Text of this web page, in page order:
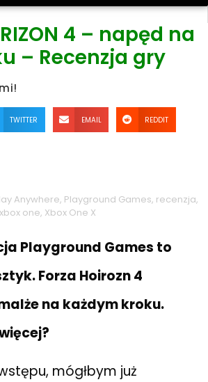
4 – napęd na
– Recenzja gry
TWITTER EMAIL REDDIT
Anywhere, Playground Games, recenzja,
xbox one, Xbox One X
Playground Games to
Forza Hoirozn 4
na każdym kroku.
mógłbym już